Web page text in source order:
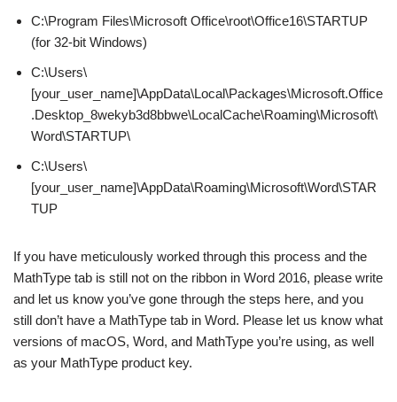
C:\Program Files\Microsoft Office\root\Office16\STARTUP
(for 32-bit Windows)
C:\Users\
[your_user_name]\AppData\Local\Packages\Microsoft.Office
.Desktop_8wekyb3d8bbwe\LocalCache\Roaming\Microsoft\
Word\STARTUP\
C:\Users\
[your_user_name]\AppData\Roaming\Microsoft\Word\STAR
TUP
If you have meticulously worked through this process and the
MathType tab is still not on the ribbon in Word 2016, please write
and let us know you’ve gone through the steps here, and you
still don’t have a MathType tab in Word. Please let us know what
versions of macOS, Word, and MathType you’re using, as well
as your MathType product key.